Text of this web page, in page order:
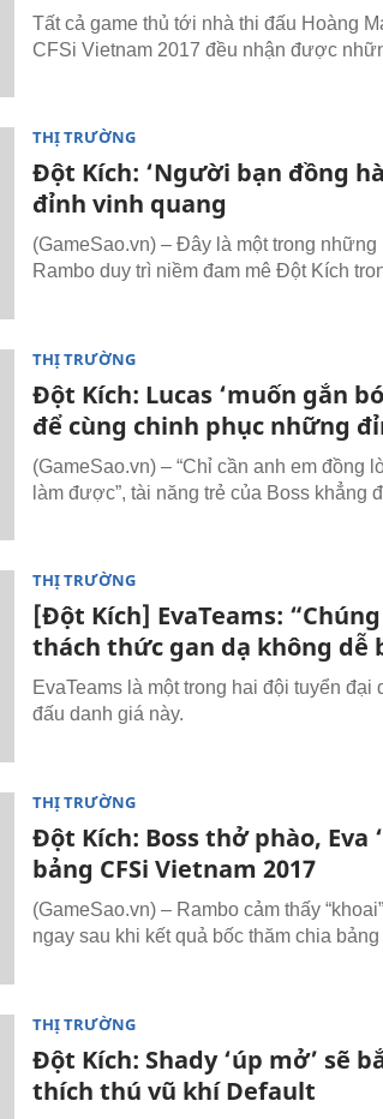
Tất cả game thủ tới nhà thi đấu Hoàng
CFSi Vietnam 2017 đều nhận được
THỊ TRƯỜNG
Đột Kích: ‘Người bạn đồng
đỉnh vinh quang
(GameSao.vn) – Đây là một trong
Rambo duy trì niềm đam mê Đột Kích
THỊ TRƯỜNG
Đột Kích: Lucas ‘muốn gắn
để cùng chinh phục những
(GameSao.vn) – “Chỉ cần anh em đồng
làm được”, tài năng trẻ của Boss khẳng
THỊ TRƯỜNG
[Đột Kích] EvaTeams:
thách thức gan dạ không dễ
EvaTeams là một trong hai đội tuyển
đấu danh giá này.
THỊ TRƯỜNG
Đột Kích: Boss thở phào, Eva
bảng CFSi Vietnam 2017
(GameSao.vn) – Rambo cảm thấy
ngay sau khi kết quả bốc thăm chia bảng
THỊ TRƯỜNG
Đột Kích: Shady ‘úp mở’ sẽ
thích thú vũ khí Default